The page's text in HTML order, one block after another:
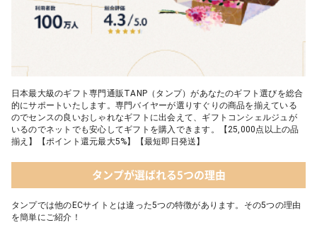
日本最大級のギフト専門通販TANP（タンプ）があなたのギフト選びを総合
的にサポートいたします。専門バイヤーが選りすぐりの商品を揃えている
のでセンスの良いおしゃれなギフトに出会えて、ギフトコンシェルジュが
いるのでネットでも安心してギフトを購入できます。【25,000点以上の品
揃え】【ポイント還元最大5%】【最短即日発送】
タンプが選ばれる5つの理由
タンプでは他のECサイトとは違った5つの特徴があります。その5つの理由
を簡単にご紹介！